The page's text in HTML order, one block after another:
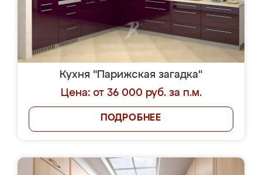
Кухня "Парижская загадка"
Цена: от 36 000 руб. за п.м.
ПОДРОБНЕЕ